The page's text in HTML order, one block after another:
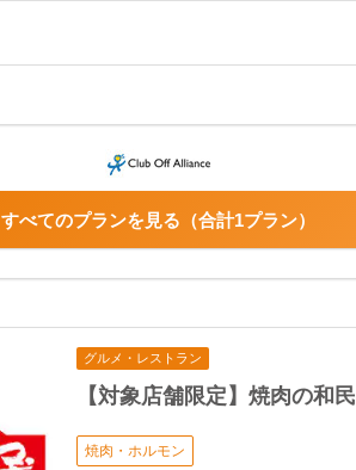
合計1プラン
すべてのプランを見る
グルメ・レストラン
【対象店舗限定】焼肉の和民
焼肉・ホルモン